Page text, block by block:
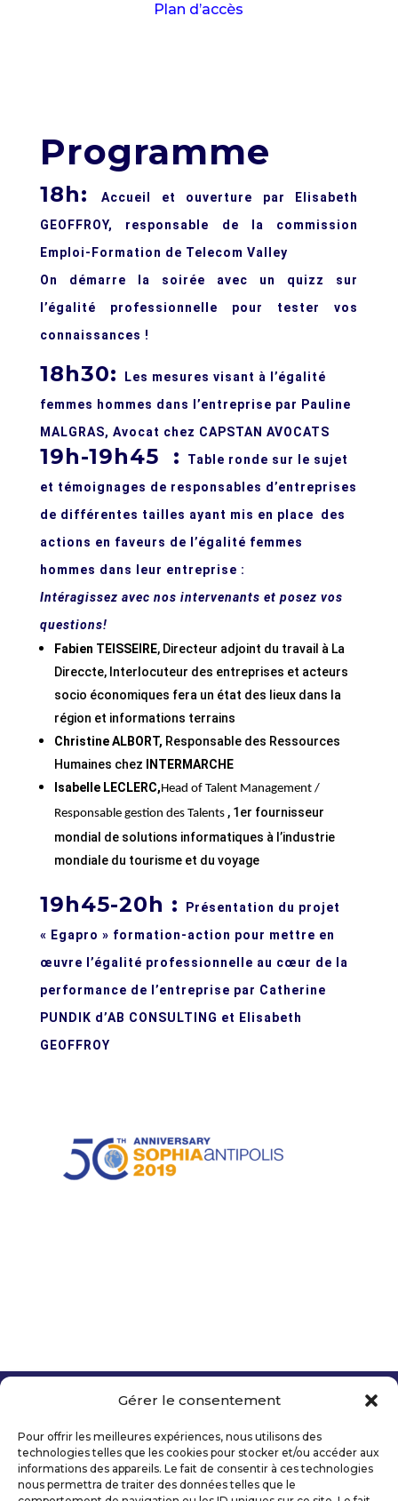
Gérer le consentement
Pour offrir les meilleures expériences, nous utilisons des
technologies telles que les cookies pour stocker et/ou accéder aux
informations des appareils. Le fait de consentir à ces technologies
nous permettra de traiter des données telles que le
Plan d’accès
Programme
18h:Accueil et ouverture par
Elisabeth
GEOFFROY, responsable de la commission
Emploi-Formation de Telecom Valley
On démarre la soirée avec un quizz sur
l’égalité professionnelle pour tester vos
connaissances !
18h30:
Les mesures visant à l’égalité
femmes hommes dans l’entreprise par Pauline
MALGRAS, Avocat chez CAPSTAN AVOCATS
19h-19h45 :
Table ronde sur le sujet
et témoignages de responsables d’entreprises
de différentes tailles ayant mis en place des
actions en faveurs de l’égalité femmes
hommes dans leur entreprise :
Intéragissez avec nos intervenants et posez vos
questions!
Fabien TEISSEIRE, Directeur adjoint du travail à La
Direccte, Interlocuteur des entreprises et acteurs
socio économiques fera un état des lieux dans la
région et informations terrains
Christine ALBORT, Responsable des Ressources
Humaines chez INTERMARCHE
Isabelle LECLERC,Head of Talent Management /
Responsable gestion des Talents , 1er fournisseur
mondial de solutions informatiques à l’industrie
mondiale du tourisme et du voyage
19h45-20h :
Présentation du projet
« Egapro » formation-action pour mettre en
œuvre l’égalité professionnelle au cœur de la
performance de l’entreprise par Catherine
PUNDIK d’AB CONSULTING et Elisabeth
GEOFFROY
Mentions légales
Politique de confidentialité
Déclaration d’accessibilité numérique